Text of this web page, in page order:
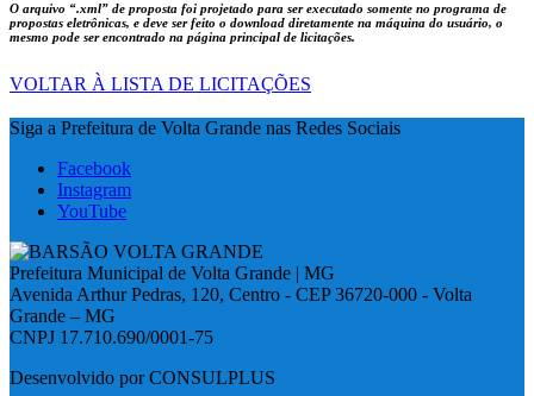
O arquivo “.xml” de proposta foi projetado para ser executado somente no programa de
propostas eletrônicas, e deve ser feito o download diretamente na máquina do usuário, o
mesmo pode ser encontrado na página principal de licitações.
VOLTAR À LISTA DE LICITAÇÕES
Siga a Prefeitura de Volta Grande nas Redes Sociais
Facebook
Instagram
YouTube
Prefeitura Municipal de Volta Grande | MG
Avenida Arthur Pedras, 120, Centro - CEP 36720-000 - Volta
Grande – MG
CNPJ 17.710.690/0001-75
Desenvolvido por CONSULPLUS